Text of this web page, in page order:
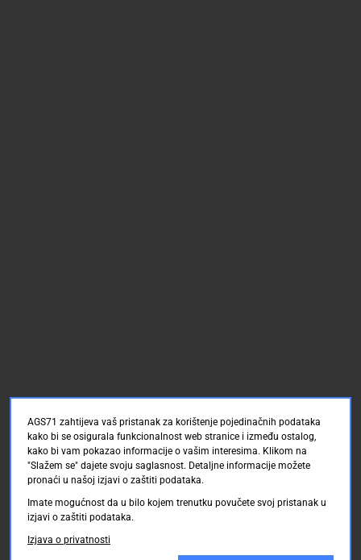
AGS71 zahtijeva vaš pristanak za korištenje pojedinačnih podataka
kako bi se osigurala funkcionalnost web stranice i između ostalog,
kako bi vam pokazao informacije o vašim interesima. Klikom na
"Slažem se" dajete svoju saglasnost. Detaljne informacije možete
pronaći u našoj izjavi o zaštiti podataka.
Imate mogućnost da u bilo kojem trenutku povučete svoj pristanak u
izjavi o zaštiti podataka.
Izjava o privatnosti